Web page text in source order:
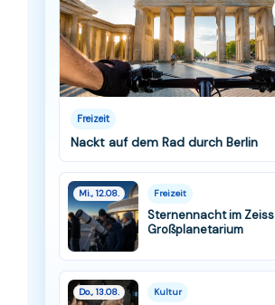
Freizeit
Nackt auf dem Rad durch Berlin
Mi., 12.08. Freizeit
Sternennacht im Zeiss
Großplanetarium
Do., 13.08. Kultur